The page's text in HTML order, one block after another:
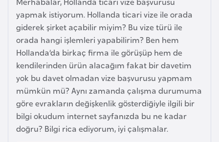
yapmak istiyorum. Hollanda ticari vize ile orada
giderek şirket açabilir miyim? Bu vize türü ile
orada hangi işlemleri yapabilirim? Ben hem
Hollanda’da birkaç firma ile görüşüp hem de
kendilerinden ürün alacağım fakat bir davetim
yok bu davet olmadan vize başvurusu yapmam
mümkün mü? Aynı zamanda çalışma durumuma
göre evrakların değişkenlik gösterdiğiyle ilgili bir
bilgi okudum internet sayfanızda bu ne kadar
doğru? Bilgi rica ediyorum, iyi çalışmalar.
r
e
G
ü
n
e
y
S
u
d